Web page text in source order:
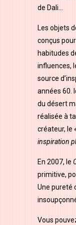
de Dali…
Les objets
conçus
habitudes
influences,
source
années 60.
du désert
réalisée à
créateur, le
inspiration
En 2007, le
primitive,
Une pureté
Vous